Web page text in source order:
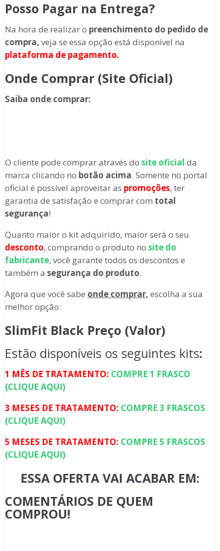
Posso Pagar na Entrega?
Na hora de realizar o preenchimento do pedido de
compra, veja se essa opção está disponível na
plataforma de pagamento.
Onde Comprar (Site Oficial)
Saiba onde comprar:
O cliente pode comprar através do site oficial da
marca clicando no botão acima. Somente no portal
oficial é possível aproveitar as promoções, ter
garantia de satisfação e comprar com total
segurança!
Quanto maior o kit adquirido, maior será o seu
desconto, comprando o produto no site do
fabricante, você garante todos os descontos e
também a segurança do produto.
Agora que você sabe onde comprar, escolha a sua
melhor opção:
SlimFit Black Preço (Valor)
Estão disponíveis os seguintes kits:
1 MÊS DE TRATAMENTO: COMPRE 1 FRASCO
(CLIQUE AQUI)
3 MESES DE TRATAMENTO: COMPRE 3 FRASCOS
(CLIQUE AQUI)
5 MESES DE TRATAMENTO: COMPRE 5 FRASCOS
(CLIQUE AQUI)
ESSA OFERTA VAI ACABAR EM:
COMENTÁRIOS DE QUEM
COMPROU!